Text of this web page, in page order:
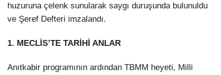
huzuruna çelenk sunularak saygı duruşunda bulunuldu
ve Şeref Defteri imzalandı.
1. MECLİS’TE TARİHİ ANLAR
Anıtkabir programının ardından TBMM heyeti, Milli